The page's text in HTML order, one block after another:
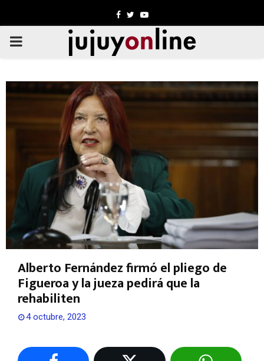
Facebook
TwitterYoutube
PRIMARY
Alberto Fernández firmó el pliego de
Figueroa y la jueza pedirá que la
rehabiliten
4 octubre, 2023